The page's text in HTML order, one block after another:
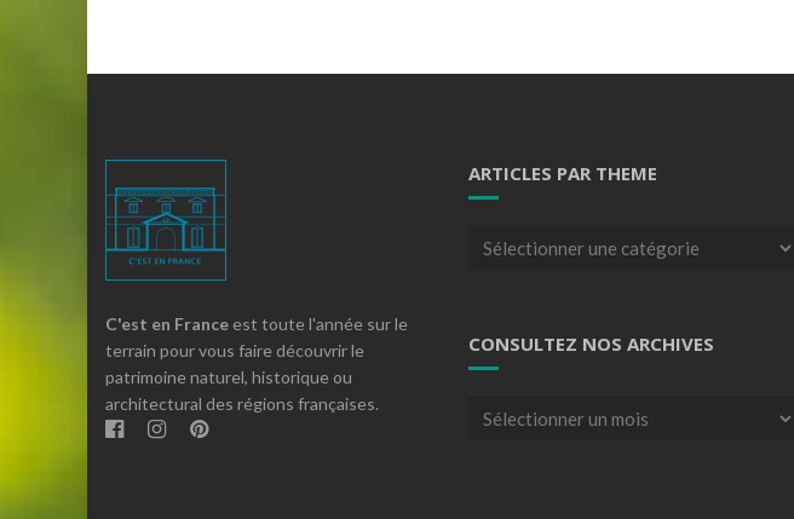
C'est en France est toute l'année sur le
terrain pour vous faire découvrir le
patrimoine naturel, historique ou
architectural des régions françaises.
ARTICLES PAR THEME
Articles
CONSULTEZ NOS ARCHIVES
Consultez